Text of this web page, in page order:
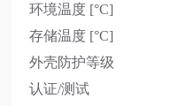
环境温度 [°C]
存储温度 [°C]
外壳防护等级
认证/测试